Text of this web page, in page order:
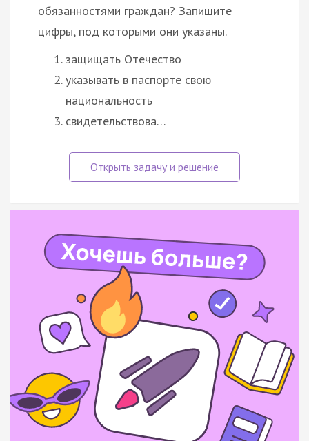
обязанностями граждан? Запишите
цифры, под которыми они указаны.
защищать Отечество
указывать в паспорте свою
национальность
свидетельствова…